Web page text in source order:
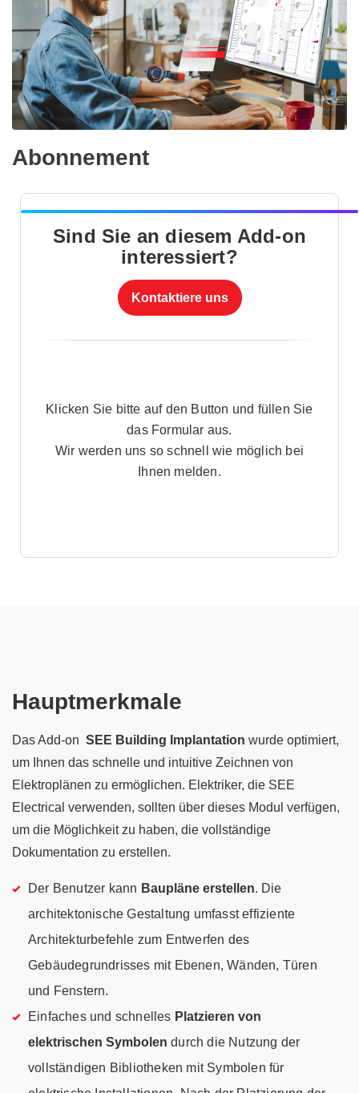
Abonnement
Sind Sie an diesem Add-on
interessiert?
Kontaktiere uns
Klicken Sie bitte auf den Button und füllen Sie
das Formular aus.
Wir werden uns so schnell wie möglich bei
Ihnen melden.
Hauptmerkmale
Das Add-on SEE Building Implantation wurde optimiert,
um Ihnen das schnelle und intuitive Zeichnen von
Elektroplänen zu ermöglichen. Elektriker, die SEE
Electrical verwenden, sollten über dieses Modul verfügen,
um die Möglichkeit zu haben, die vollständige
Dokumentation zu erstellen.
Der Benutzer kann Baupläne erstellen. Die
architektonische Gestaltung umfasst effiziente
Architekturbefehle zum Entwerfen des
Gebäudegrundrisses mit Ebenen, Wänden, Türen
und Fenstern.
Einfaches und schnelles Platzieren von
elektrischen Symbolen durch die Nutzung der
vollständigen Bibliotheken mit Symbolen für